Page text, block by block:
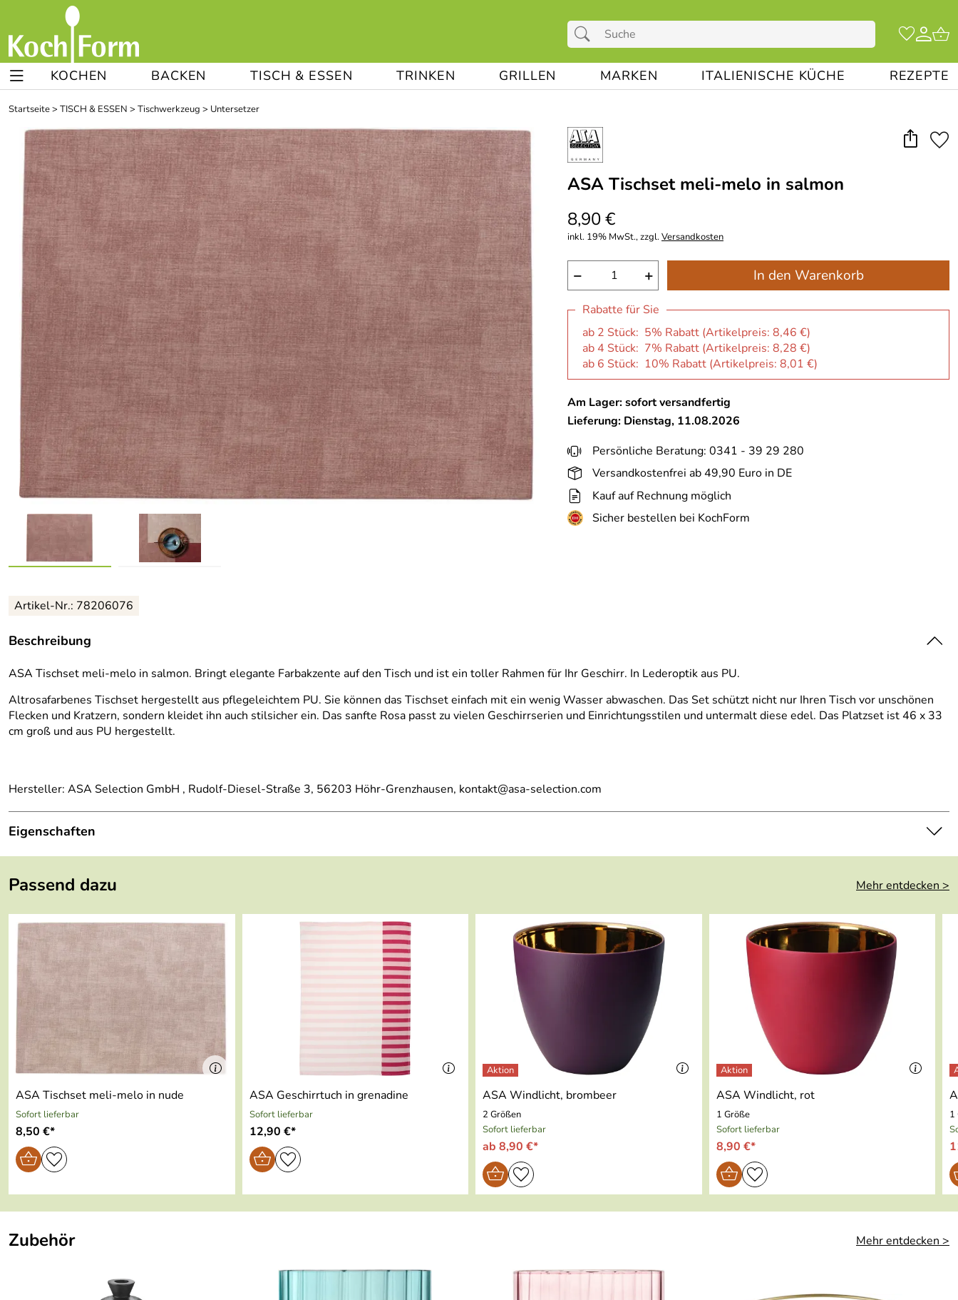
KOCHEN BACKEN TISCH & ESSEN TRINKEN GRILLEN MARKEN ITALIENISCHE KÜCHE REZEPTE
Startseite> TISCH & ESSEN > Tischwerkzeug > Untersetzer
ASA Tischset meli-melo in salmon
8,90 €
inkl. 19% MwSt., zzgl.Versandkosten
− + In den Warenkorb
Rabatte für Sie
ab 2 Stück: 5% Rabatt (Artikelpreis: 8,46 €)
ab 4 Stück: 7% Rabatt (Artikelpreis: 8,28 €)
ab 6 Stück: 10% Rabatt (Artikelpreis: 8,01 €)
Am Lager: sofort versandfertig
Lieferung: Dienstag, 11.08.2026
Persönliche Beratung: 0341 - 39 29 280
Versandkostenfrei ab 49,90 Euro in DE
Kauf auf Rechnung möglich
Sicher bestellen bei KochForm
Artikel-Nr.: 78206076
Beschreibung
ASA Tischset meli-melo in salmon. Bringt elegante Farbakzente auf den Tisch und ist ein toller Rahmen für Ihr Geschirr. In Lederoptik aus PU.
Altrosafarbenes Tischset hergestellt aus pflegeleichtem PU. Sie können das Tischset einfach mit ein wenig Wasser abwaschen. Das Set schützt nicht nur Ihren Tisch vor unschönen
Flecken und Kratzern, sondern kleidet ihn auch stilsicher ein. Das sanfte Rosa passt zu vielen Geschirrserien und Einrichtungsstilen und untermalt diese edel. Das Platzset ist 46 x 33
cm groß und aus PU hergestellt.
Hersteller: ASA Selection GmbH , Rudolf-Diesel-Straße 3, 56203 Höhr-Grenzhausen, kontakt@asa-selection.com
Eigenschaften
Serie:
table tops
Pflege:
Handwäsche mit Lappen und Spülmittel
rosa
Maße:
46 x 33 cm
Passend dazu Mehr entdecken >
ASA Tischset meli-melo in nude
Sofort lieferbar
8,50 €*
ASA Geschirrtuch in grenadine
Sofort lieferbar
12,90 €*
ASA Windlicht, brombeer
2 Größen
Sofort lieferbar
ab 8,90 €*
ASA Windlicht, rot
1 Größe
Sofort lieferbar
8,90 €*
1
Zubehör Mehr entdecken >